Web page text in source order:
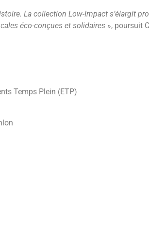
La collection Low-Impact s’élargit
éco-conçues et solidaires », poursuit
Temps Plein (ETP)